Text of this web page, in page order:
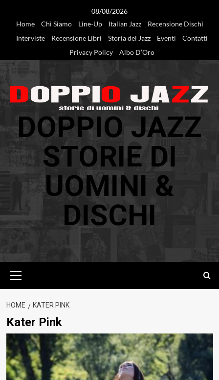
08/08/2026
Home
Chi Siamo Line-Up Italian Jazz
Recensione Dischi
Interviste
Recensione Libri Storia del Jazz Eventi
Contatti
Privacy Policy
Albo D’Oro
DOPPIO JAZZ
STORIE DI
UOMINI &
DISCHI
principale
HOME KATER PINK
Kater Pink